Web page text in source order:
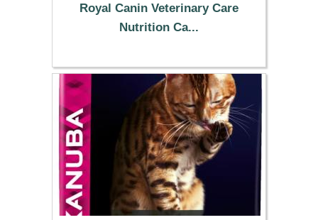
Royal Canin Veterinary Care
Nutrition Ca...
19.99 €